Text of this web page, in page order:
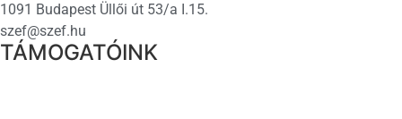
1091 Budapest Üllői út 53/a I.15.
szef@szef.hu
TÁMOGATÓINK